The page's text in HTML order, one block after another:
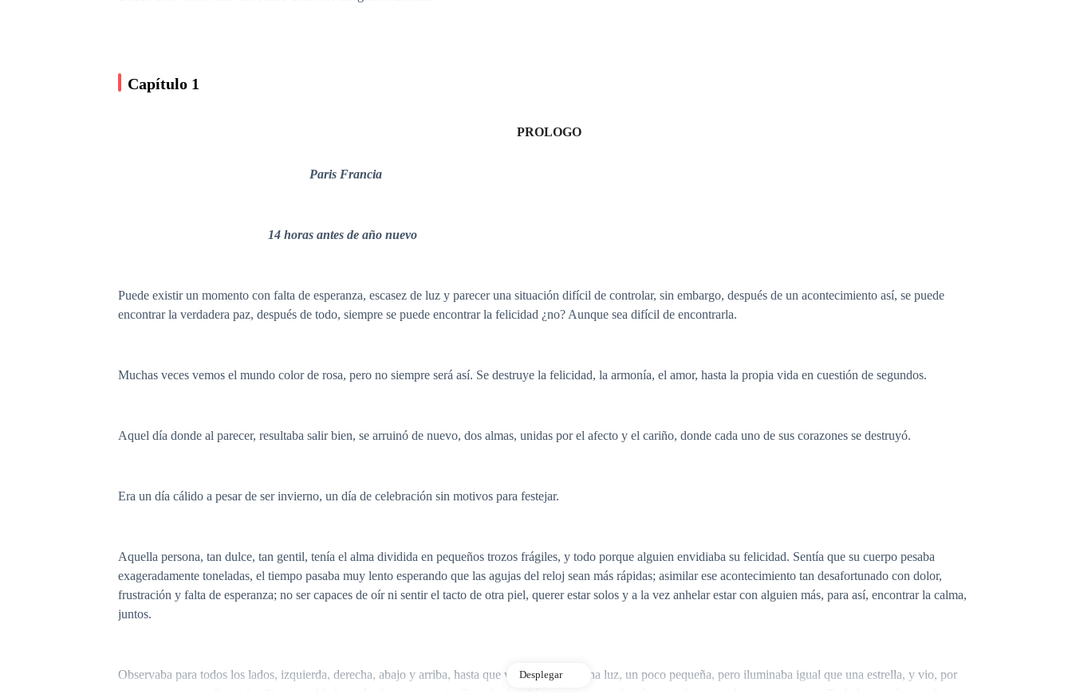
Capítulo 1
PROLOGO
Paris Francia
14 horas antes de año nuevo
Puede existir un momento con falta de esperanza, escasez de luz y parecer una situación difícil de controlar, sin embargo, después de un acontecimiento así, se puede
encontrar la verdadera paz, después de todo, siempre se puede encontrar la felicidad ¿no? Aunque sea difícil de encontrarla.
Muchas veces vemos el mundo color de rosa, pero no siempre será así. Se destruye la felicidad, la armonía, el amor, hasta la propia vida en cuestión de segundos.
Aquel día donde al parecer, resultaba salir bien, se arruinó de nuevo, dos almas, unidas por el afecto y el cariño, donde cada uno de sus corazones se destruyó.
Era un día cálido a pesar de ser invierno, un día de celebración sin motivos para festejar.
Aquella persona, tan dulce, tan gentil, tenía el alma dividida en pequeños trozos frágiles, y todo porque alguien envidiaba su felicidad. Sentía que su cuerpo pesaba
exageradamente toneladas, el tiempo pasaba muy lento esperando que las agujas del reloj sean más rápidas; asimilar ese acontecimiento tan desafortunado con dolor,
frustración y falta de esperanza; no ser capaces de oír ni sentir el tacto de otra piel, querer estar solos y a la vez anhelar estar con alguien más, para así, encontrar la calma,
juntos.
Observaba para todos los lados, izquierda, derecha, abajo y arriba, hasta que vio frente suyo una luz, un poco pequeña, pero iluminaba igual que una estrella, y vio, por
Desplegar